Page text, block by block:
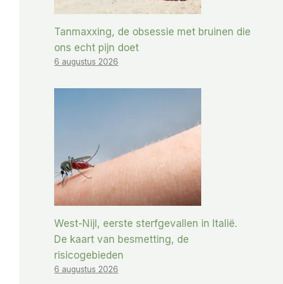
Tanmaxxing, de obsessie met bruinen die
ons echt pijn doet
6 augustus 2026
West-Nijl, eerste sterfgevallen in Italië.
De kaart van besmetting, de
risicogebieden
6 augustus 2026